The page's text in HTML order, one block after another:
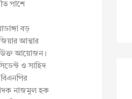
পাশে
বড়
আত্মার
উক্ত আয়োজন।
ও সাহিদ
নাজমুল হক